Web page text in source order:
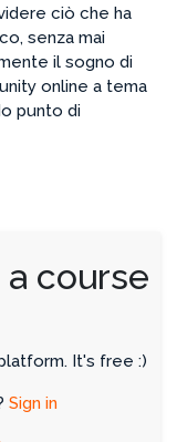
ciò che ha
senza mai
il sogno di
online a tema
punto di
course
It's free :)
Sign in